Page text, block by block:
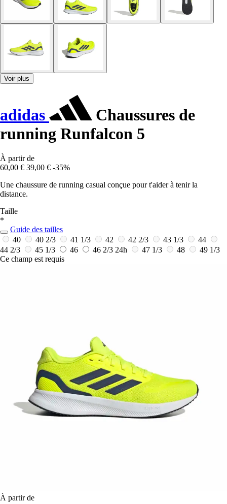
Voir plus
adidas
Chaussures de
running Runfalcon 5
À partir de
60,00 € 39,00 € -35%
Une chaussure de running casual conçue pour t'aider à tenir la
distance.
Taille
*
Guide des tailles
40
40 2/3 41 1/3 42 42 2/3 43 1/3
44
44 2/3
45 1/3 46 46 2/3 24h 47 1/3 48
49 1/3
Ce champ est requis
À partir de